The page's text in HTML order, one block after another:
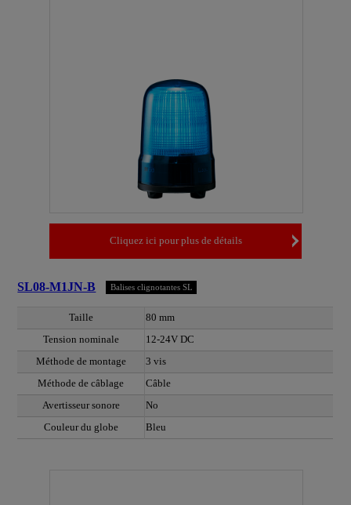
Cliquez ici pour plus de détails
SL08-M1JN-B Balises clignotantes SL
Taille
80 mm
Tension nominale
12-24V DC
Méthode de montage
3 vis
Méthode de câblage
Câble
Avertisseur sonore
No
Couleur du globe
Bleu